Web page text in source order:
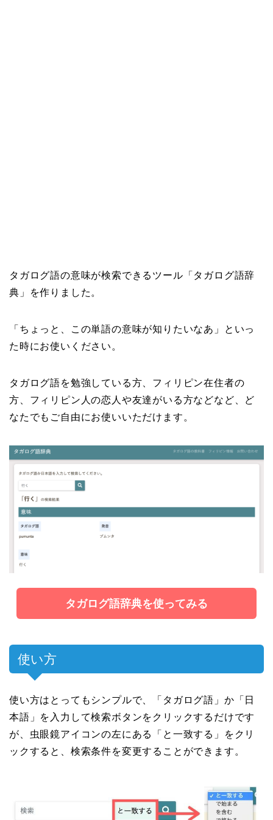
タガログ語の意味が検索できるツール「タガログ語辞
典」を作りました。
「ちょっと、この単語の意味が知りたいなあ」といっ
た時にお使いください。
タガログ語を勉強している方、フィリピン在住者の
方、フィリピン人の恋人や友達がいる方などなど、ど
なたでもご自由にお使いいただけます。
タガログ語辞典を使ってみる
使い方
使い方はとってもシンプルで、「タガログ語」か「日
本語」を入力して検索ボタンをクリックするだけです
が、虫眼鏡アイコンの左にある「と一致する」をクリ
ックすると、検索条件を変更することができます。